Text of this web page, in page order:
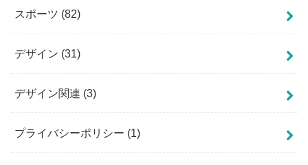
スポーツ (82)
デザイン (31)
デザイン関連 (3)
プライバシーポリシー (1)